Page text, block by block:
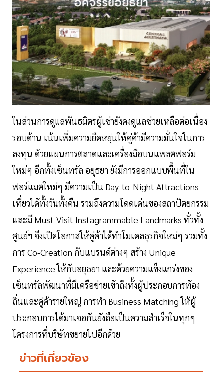
ในส่วนการดูแลพันธมิตรผู้เช่ายังคงดูแลช่วยเหลือต่อเนื่อง
รอบด้าน เน้นเพิ่มความยืดหยุ่นให้คู่ค้ามีความมั่นใจในการ
ลงทุน ด้วยแผนการตลาดและเครื่องมือบนแพลตฟอร์ม
ใหม่ๆ อีกทั้งเซ็นทรัล อยุธยา ยังมีการออกแบบพื้นที่ใน
ฟอร์แมตใหม่ๆ มีความเป็น Day-to-Night Attractions
เที่ยวได้ทั้งวันทั้งคืน รวมถึงความโดดเด่นของสถาปัตยกรรม
และมี Must-Visit Instagrammable Landmarks ทั่วทั้ง
ศูนย์ฯ จึงเปิดโอกาสให้คู่ค้าได้ทำโมเดลธุรกิจใหม่ๆ รวมทั้ง
การ Co-Creation กับแบรนด์ต่างๆ สร้าง Unique
Experience ให้กับอยุธยา และด้วยความแข็งแกร่งของ
เซ็นทรัลพัฒนาที่มีเครือข่ายเข้าถึงทั้งผู้ประกอบการท้อง
ถิ่นและคู่ค้ารายใหญ่ การทำ Business Matching ให้ผู้
ประกอบการได้มาเจอกันยังถือเป็นความสำเร็จในทุกๆ
โครงการที่บริษัทขยายไปอีกด้วย
ข่าวที่เกี่ยวข้อง